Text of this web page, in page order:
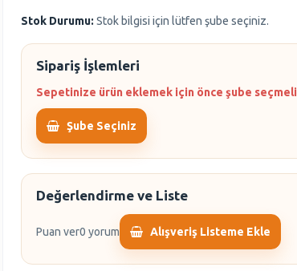
Stok Durumu: Stok bilgisi için lütfen şube seçiniz.
Sipariş İşlemleri
Sepetinize ürün eklemek için önce şube
Şube Seçiniz
Değerlendirme ve Liste
Puan ver0 yorum Alışveriş Listeme Ekle